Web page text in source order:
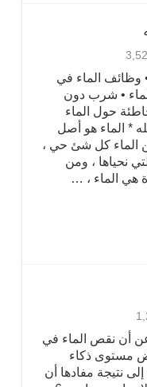
وظائف الماء في
• شرب دون
حول الماء
* الماء هو أصل
الماء كل شئ حي ،
نحياها ، ومن
هي الماء ، …
أن نقص الماء في
مستوى ذكاء
نتيجة مفادها أن